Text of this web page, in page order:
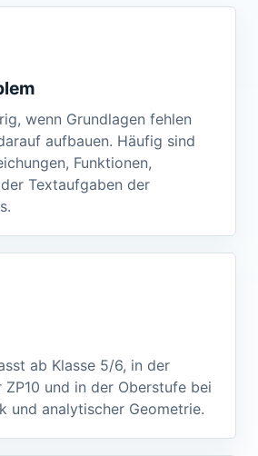
wenn Grundlagen fehlen
aufbauen. Häufig sind
Funktionen,
Textaufgaben der
ab Klasse 5/6, in der
und in der Oberstufe bei
und analytischer Geometrie.